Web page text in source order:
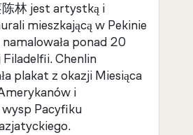
陈林 jest artystką i
mieszkającą w Pekinie
ponad 20
Filadelfii. Chenlin
plakat z okazji Miesiąca
i
Pacyfiku